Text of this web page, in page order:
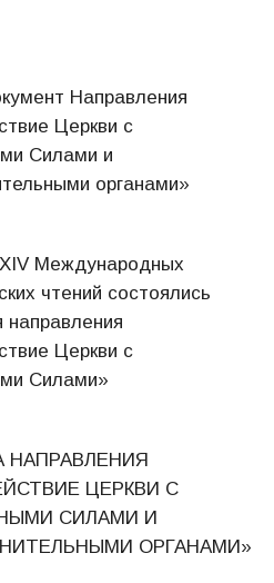
Направления
Церкви с
Силами и
органами»
Международных
чтений состоялись
направления
Церкви с
Силами»
НАПРАВЛЕНИЯ
ЦЕРКВИ С
СИЛАМИ И
ОРГАНАМИ»